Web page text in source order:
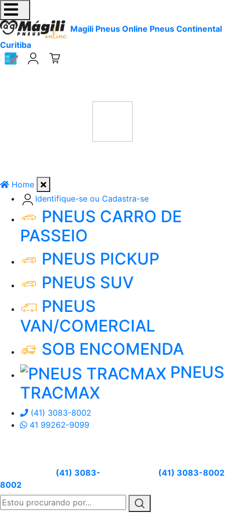
Magili Pneus Online Pneus Continental
Curitiba
Home
Identifique-se ou Cadastra-se
PNEUS CARRO DE
PASSEIO
PNEUS PICKUP
PNEUS SUV
PNEUS
VAN/COMERCIAL
SOB ENCOMENDA
PNEUS
TRACMAX
(41) 3083-8002
41 99262-9099
(41) 3083-
8002
(41) 3083-8002